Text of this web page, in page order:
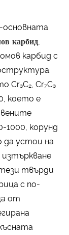
основната
карбид,
карбид с
Cr₇C₃
което е
1000, корунд
да устои на
твърди
с по-
от